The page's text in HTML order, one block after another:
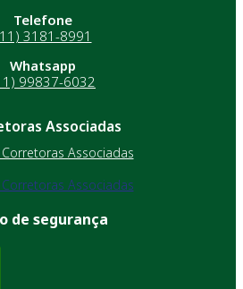
Telefone
3181-8991
Whatsapp
99837-6032
Associadas
Associadas
Associadas
de segurança